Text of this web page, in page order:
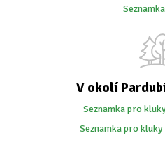
V okolí
Seznamka pro
Seznamka pro